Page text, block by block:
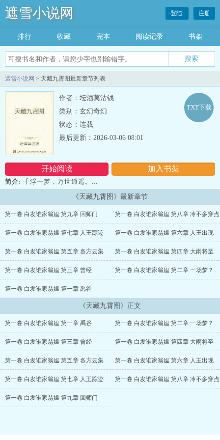
遮雪小说网 登陆 注册
排行 收藏 完本 阅读记录 书架
遮雪小说网 > 天藏九霄图最新章节列表
作者：坛酒莫沽钱
类别：玄幻奇幻
状态：连载
开始阅读 加入书架
TXT下载
最后更新：2026-03-06 08:01
简介: 千浮一梦，万世逍遥。...
《天藏九霄图》最新章节
第一卷 白发谁家翁媪 第九章 回师门 第一卷 白发谁家翁媪 第八章 冷不多穿点
第一卷 白发谁家翁媪 第七章 人王踪迹 第一卷 白发谁家翁媪 第六章 人王出现
第一卷 白发谁家翁媪 第五章 各方云集 第一卷 白发谁家翁媪 第四章 大雨将至
第一卷 白发谁家翁媪 第三章 曾经 第一卷 白发谁家翁媪 第二章 一场梦？
第一卷 白发谁家翁媪 第一章 禹谷
《天藏九霄图》正文
第一卷 白发谁家翁媪 第一章 禹谷 第一卷 白发谁家翁媪 第二章 一场梦？
第一卷 白发谁家翁媪 第三章 曾经 第一卷 白发谁家翁媪 第四章 大雨将至
第一卷 白发谁家翁媪 第五章 各方云集 第一卷 白发谁家翁媪 第六章 人王出现
第一卷 白发谁家翁媪 第七章 人王踪迹 第一卷 白发谁家翁媪 第八章 冷不多穿点
第一卷 白发谁家翁媪 第九章 回师门